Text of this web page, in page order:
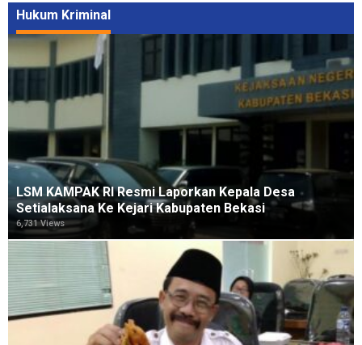
Hukum Kriminal
LSM KAMPAK RI Resmi Laporkan Kepala Desa
Setialaksana Ke Kejari Kabupaten Bekasi
6,731 Views